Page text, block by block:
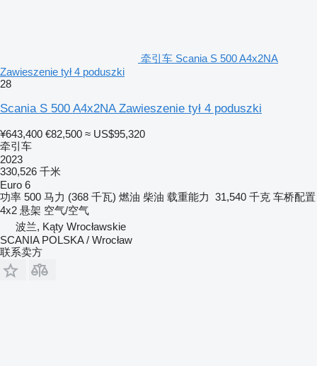
牵引车 Scania S 500 A4x2NA
Zawieszenie tył 4 poduszki
28
Scania S 500 A4x2NA Zawieszenie tył 4 poduszki
¥643,400 €82,500 ≈ US$95,320
牵引车
2023
330,526 千米
Euro 6
功率 500 马力 (368 千瓦) 燃油 柴油 载重能力 31,540 千克 车桥配置
4x2 悬架 空气/空气
波兰, Kąty Wrocławskie
SCANIA POLSKA / Wrocław
联系卖方